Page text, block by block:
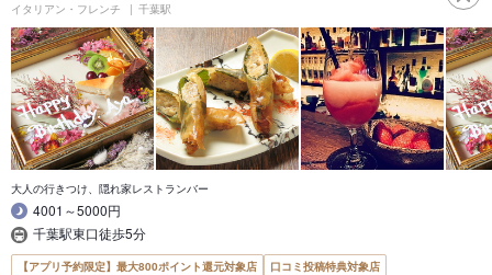
イタリアン・フレンチ 千葉駅
大人の行きつけ、隠れ家レストランバー
4001～5000円
千葉駅東口徒歩5分
【アプリ予約限定】最大800ポイント還元対象店
口コミ投稿特典対象店